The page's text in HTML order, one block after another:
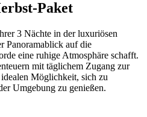
Paket
3 Nächte in der luxuriösen
Panoramablick auf die
eine ruhige Atmosphäre schafft.
mit täglichem Zugang zur
Möglichkeit, sich zu
Umgebung zu genießen.